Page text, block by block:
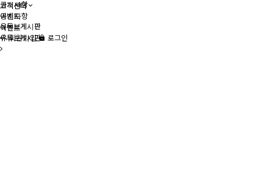
고객센터
공지사항
이벤트
유튜브게시판
공지사항
이벤트
유튜브게시판
회원가입
로그인